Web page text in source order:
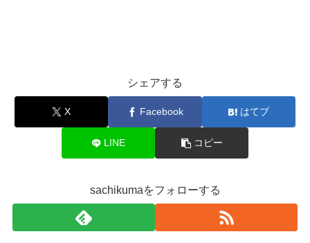
シェアする
X Facebook はてブ
LINE コピー
sachikumaをフォローする